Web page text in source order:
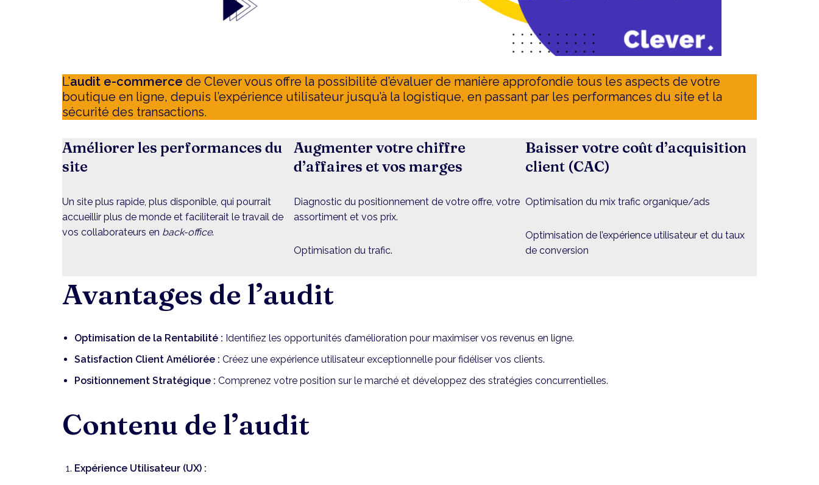
L’audit e-commerce de Clever vous offre la possibilité d’évaluer de manière approfondie tous les aspects de votre
boutique en ligne, depuis l’expérience utilisateur jusqu’à la logistique, en passant par les performances du site et la
sécurité des transactions.
Améliorer les performances du
site
Un site plus rapide, plus disponible, qui pourrait
accueillir plus de monde et faciliterait le travail de
vos collaborateurs en back-office.
Augmenter votre chiffre
d’affaires et vos marges
Diagnostic du positionnement de votre offre, votre
assortiment et vos prix.
Optimisation du trafic.
Baisser votre coût d’acquisition
client (CAC)
Optimisation du mix trafic organique/ads
Optimisation de l’expérience utilisateur et du taux
de conversion
Avantages de l’audit
Optimisation de la Rentabilité : Identifiez les opportunités d’amélioration pour maximiser vos revenus en ligne.
Satisfaction Client Améliorée : Créez une expérience utilisateur exceptionnelle pour fidéliser vos clients.
Positionnement Stratégique : Comprenez votre position sur le marché et développez des stratégies concurrentielles.
Contenu de l’audit
Expérience Utilisateur (UX) :